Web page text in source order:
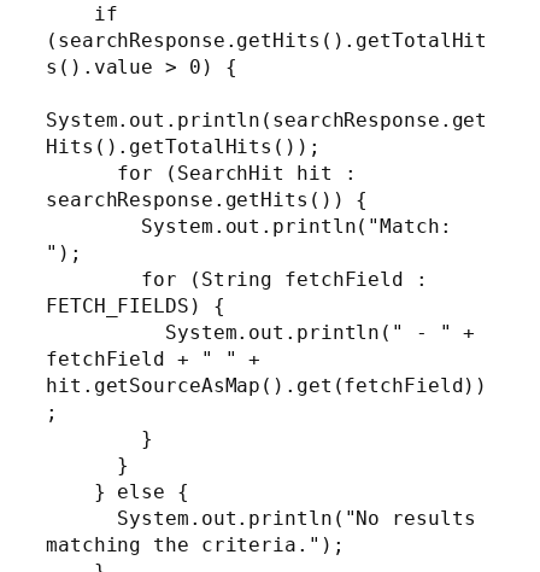
(searchResponse.getHits().getTotalHit
s().value > 0) {
System.out.println(searchResponse.get
Hits().getTotalHits());
searchResponse.getHits()) {
");
FETCH_FIELDS) {
fetchField + " " +
hit.getSourceAsMap().get(fetchField))
;
matching the criteria.");